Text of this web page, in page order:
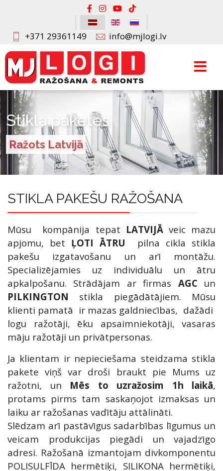
+371 29361149 info@mjlogi.lv
Stikla paketes
Ražots Latvijā
STIKLA PAKEŠU RAŽOŠANA
Mūsu kompānija tepat LATVIJĀveic mazu
apjomu, bet ĻOTI ĀTRU pilna cikla stikla
pakešu izgatavošanu un arī montāžu.
Specializējamies uz individuālu un ātru
apkalpošanu. Strādājam ar firmas AGC un
PILKINGTON stikla piegādātājiem. Mūsu
klienti pamatā ir mazas galdniecības, dažādi
logu ražotāji, ēku apsaimniekotāji, vasaras
māju ražotāji un privātpersonas.
Ja klientam ir nepieciešama steidzama stikla
pakete viņš var droši braukt pie Mums uz
ražotni, un Mēs to uzražosim 1h laikā,
protams pirms tam saskaņojot izmaksas un
laiku ar ražošanas vadītāju attālināti.
Slēdzam arī pastāvīgus sadarbības līgumus un
veicam produkcijas piegādi un vajadzīgo
adresi. Ražošanā izmantojam divkomponentu
POLISULFĪDA hermētiķi, SILIKONA hermētiķi,